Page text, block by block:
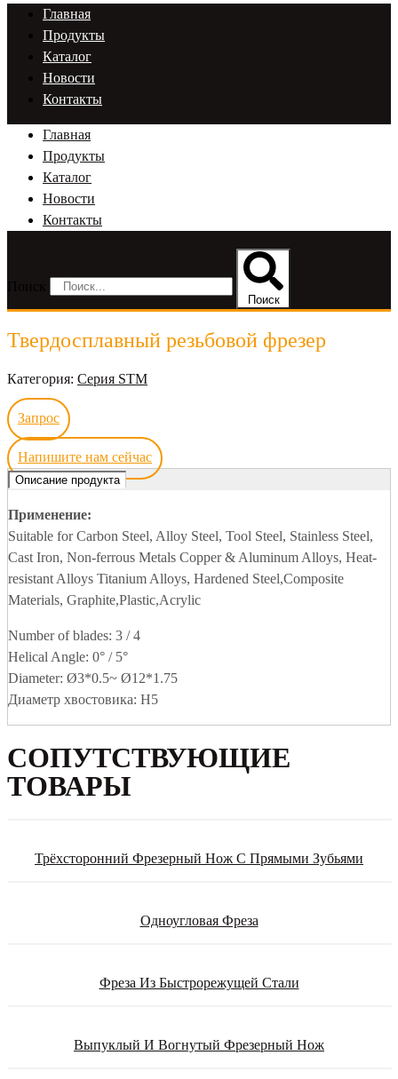
Главная
Продукты
Каталог
Новости
Контакты
Главная
Продукты
Каталог
Новости
Контакты
Поиск
Твердосплавный резьбовой фрезер
Категория: Серия STM
Запрос
Напишите нам сейчас
Описание продукта
Применение:
Suitable for Carbon Steel, Alloy Steel, Tool Steel, Stainless Steel,
Cast Iron, Non-ferrous Metals Copper & Aluminum Alloys, Heat-
resistant Alloys Titanium Alloys, Hardened Steel,Composite
Materials, Graphite,Plastic,Acrylic
Number of blades: 3 / 4
Helical Angle: 0° / 5°
Diameter: Ø3*0.5~ Ø12*1.75
Диаметр хвостовика: H5
СОПУТСТВУЮЩИЕ
ТОВАРЫ
Трёхсторонний Фрезерный Нож С Прямыми Зубьями
Одноугловая Фреза
Фреза Из Быстрорежущей Стали
Выпуклый И Вогнутый Фрезерный Нож